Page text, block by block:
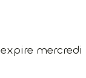
expire